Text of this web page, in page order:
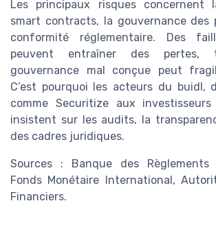
Les principaux risques concernent
smart contracts, la gouvernance des
conformité réglementaire. Des
peuvent entraîner des pertes,
gouvernance mal conçue peut
C’est pourquoi les acteurs du buidl,
comme Securitize aux
insistent sur les audits, la
des cadres juridiques.
Sources : Banque des Règlements
Fonds Monétaire International,
Financiers.